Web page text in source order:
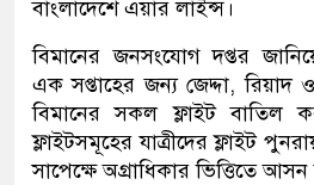
বাংলাদেশে এয়ার লাইন্স।
বিমানের জনসংযোগ দপ্তর
এক সপ্তাহের জন্য জেদ্দা, রিয়াদ ও
বিমানের সকল ফ্লাইট বাতিল
ফ্লাইটসমূহের যাত্রীদের ফ্লাইট
সাপেক্ষে অগ্রাধিকার ভিত্তিতে